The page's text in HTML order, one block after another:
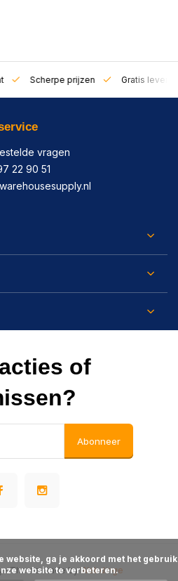
Scherpe prijzen Gratis
vragen
22 90 51
of
Abonneer
- Theme made byWebdinge
website te verbeteren.